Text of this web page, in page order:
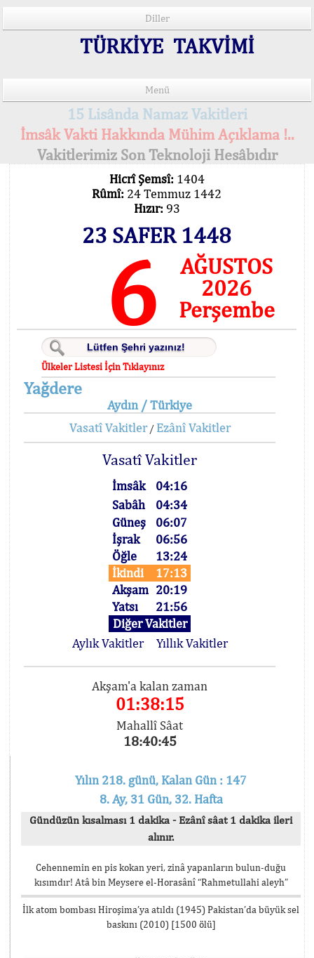
Diller
TÜRKİYE TAKVİMİ
Menü
15 Lisânda Namaz Vakitleri
İmsâk Vakti Hakkında Mühim Açıklama !..
Vakitlerimiz Son Teknoloji Hesâbıdır
Hicrî Şemsî: 1404
Rûmî: 24 Temmuz 1442
Hızır: 93
23 SAFER 1448
6
AĞUSTOS
2026
Perşembe
Ülkeler Listesi İçin Tıklayınız
Yağdere
Aydın / Türkiye
Vasatî Vakitler/ Ezânî Vakitler
Vasatî Vakitler
İmsâk
04:16
Sabâh
04:34
Güneş
06:07
İşrak
06:56
Öğle
13:24
İkindi
17:13
Akşam 20:19
Yatsı
21:56
Diğer Vakitler
Aylık Vakitler
Yıllık Vakitler
Akşam'a kalan zaman
01:38:14
Mahallî Sâat
18:40:46
Yılın 218. günü, Kalan Gün : 147
8. Ay, 31 Gün, 32. Hafta
Gündüzün kısalması 1 dakika - Ezânî sâat 1 dakika ileri
alınır.
Cehennemin en pis kokan yeri, zinâ yapanların bulun-duğu
kısımdır! Atâ bin Meysere el-Horasânî “Rahmetullahi aleyh”
İlk atom bombası Hiroşima’ya atıldı (1945) Pakistan’da büyük sel
baskını (2010) [1500 ölü]